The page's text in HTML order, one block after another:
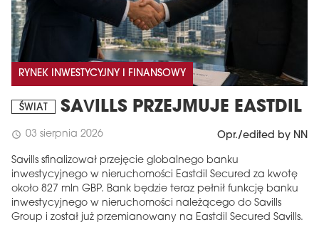
RYNEK INWESTYCYJNY I FINANSOWY
ŚWIAT SAVILLS PRZEJMUJE EASTDIL
schedule 03 sierpnia 2026 Opr./edited by NN
Savills sfinalizował przejęcie globalnego banku
inwestycyjnego w nieruchomości Eastdil Secured za kwotę
około 827 mln GBP. Bank będzie teraz pełnił funkcję banku
inwestycyjnego w nieruchomości należącego do Savills
Group i został już przemianowany na Eastdil Secured Savills.